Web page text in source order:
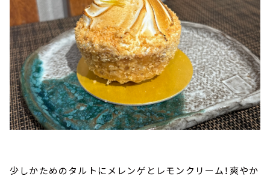
少しかためのタルトにメレンゲとレモンクリーム！爽やか